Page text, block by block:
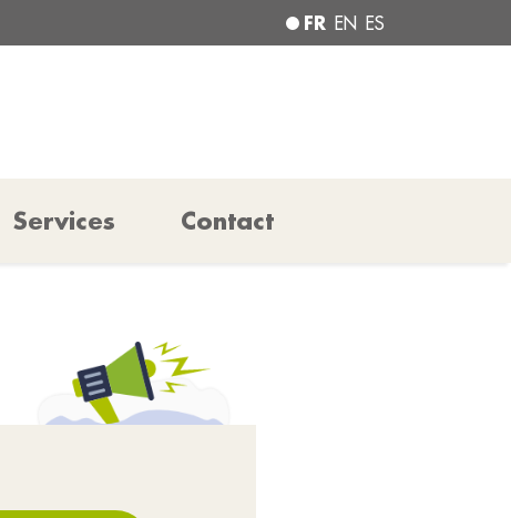
FR EN ES
Services Contact